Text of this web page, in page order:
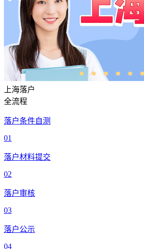
上海落户
全流程
落户条件自测
01
落户材料提交
02
落户审核
03
落户公示
04